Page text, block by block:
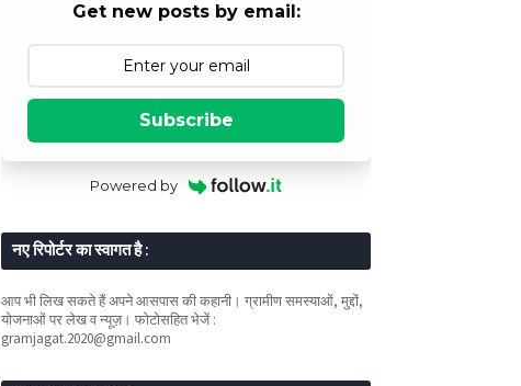
Get new posts by email:
Subscribe
Powered by
नए रिपोर्टर का स्वागत है :
आप भी लिख सकते हैं अपने आसपास की कहानी। ग्रामीण समस्याओं, मुद्दों,
योजनाओं पर लेख व न्यूज़। फोटोसहित भेजें :
gramjagat.2020@gmail.com